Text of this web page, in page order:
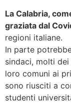
La Calabria,
graziata dal
regioni italiane.
In parte
sindaci, molti
loro comuni ai
sono riusciti a
studenti